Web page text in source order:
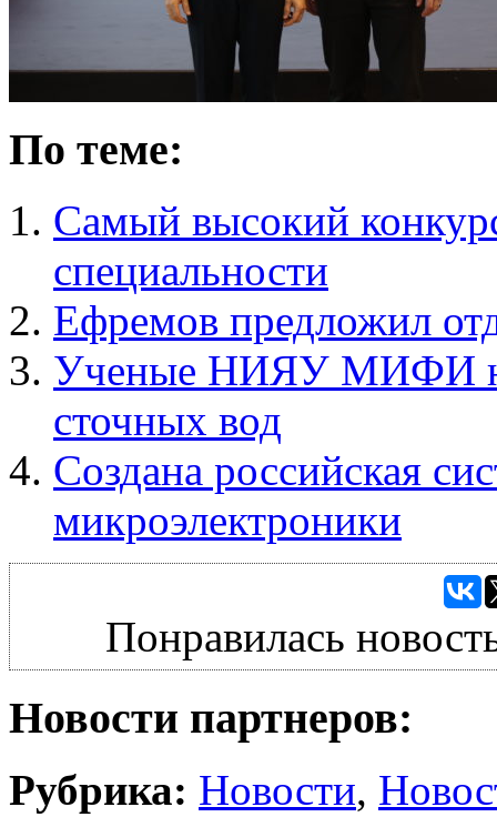
По теме:
Самый высокий
специальности
Ефремов предложил
Ученые НИЯУ МИФИ
сточных вод
Создана российская
микроэлектроники
Понравилась
Новости партнеров:
Рубрика: Новости,